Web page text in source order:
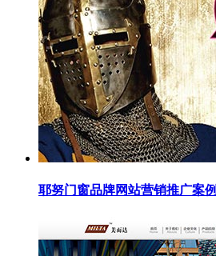
耶努门窗品牌网站营销推广案例